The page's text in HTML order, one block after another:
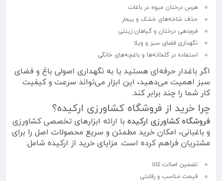
هرس درختان میوه در باغات
حذف شاخه‌های خشک و بیمار
فرم‌دهی درختان و گیاهان زینتی
نگهداری فضای سبز و ویلا
استفاده در گلخانه‌ها و باغچه‌های خانگی
اگر باغدار حرفه‌ای هستید یا به نگهداری اصولی باغ و فضای
سبز اهمیت می‌دهید، این ابزار می‌تواند سرعت و کیفیت
کار شما را چند برابر کند.
چرا خرید از فروشگاه کشاورزی ارکیده؟
فروشگاه کشاورزی ارکیده با ارائه ابزارهای تخصصی کشاورزی
و باغبانی، امکان خرید مطمئن و سریع محصولات اصل را برای
مشتریان فراهم کرده است. مزایای خرید از ارکیده شامل:
تضمین اصالت کالا
قیمت مناسب و رقابتی